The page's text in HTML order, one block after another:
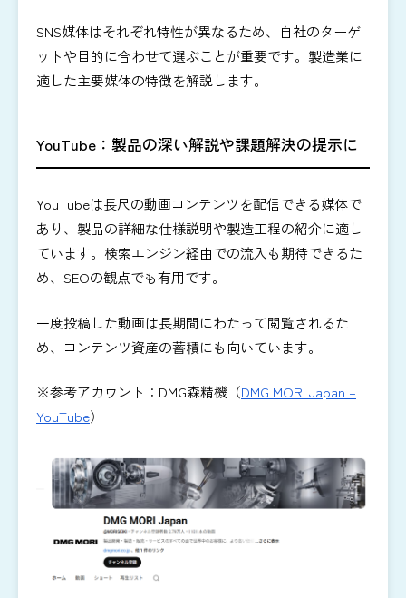
SNS媒体はそれぞれ特性が異なるため、自社のターゲ
ットや目的に合わせて選ぶことが重要です。製造業に
適した主要媒体の特徴を解説します。
YouTube：製品の深い解説や課題解決の提示に
YouTubeは長尺の動画コンテンツを配信できる媒体で
あり、製品の詳細な仕様説明や製造工程の紹介に適し
ています。検索エンジン経由での流入も期待できるた
め、SEOの観点でも有用です。
一度投稿した動画は長期間にわたって閲覧されるた
め、コンテンツ資産の蓄積にも向いています。
※参考アカウント：DMG森精機（DMG MORI Japan –
YouTube）